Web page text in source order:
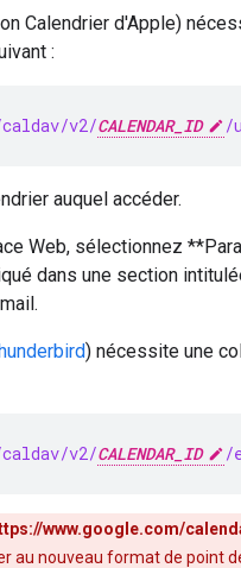
Calendrier d'Apple)
:
v2/CALENDAR_ID /
auquel accéder.
Web, sélectionnez
dans une section
) nécessite une
v2/CALENDAR_ID /
www.google.com/
au nouveau format de point